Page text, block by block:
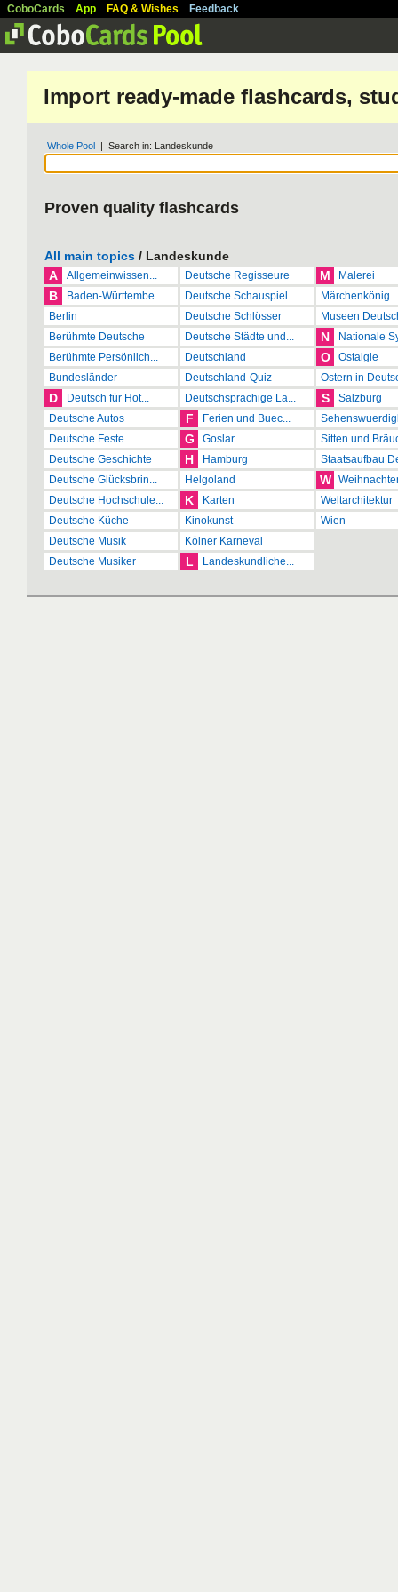
CoboCards App FAQ & Wishes Feedback
Import ready-made flashcards,
Whole Pool | Search in: Landeskunde
Proven quality flashcards
All main topics / Landeskunde
A
Allgemeinwissen...
B
Baden-Württembe...
Berlin
Berühmte Deutsche
Berühmte Persönlich...
Bundesländer
D
Deutsch für Hot...
Deutsche Autos
Deutsche Feste
Deutsche Geschichte
Deutsche Glücksbrin...
Deutsche Hochschule...
Deutsche Küche
Deutsche Musik
Deutsche Musiker
Deutsche Regisseure
Deutsche Schauspiel...
Deutsche Schlösser
Deutsche Städte und...
Deutschland
Deutschland-Quiz
Deutschsprachige La...
F Ferien und Buec...
G Goslar
H
Hamburg
Helgoland
K
Karten
Kinokunst
Kölner Karneval
L Landeskundliche...
M
Malerei
Märchenkönig
Museen
N Nationale
O
Ostalgie
Ostern in
S
Salzburg
Sitten und
Staatsaufbau
W
Weltarchitektur
Wien